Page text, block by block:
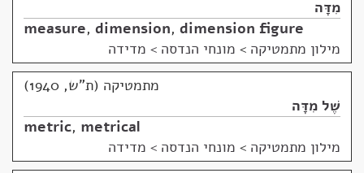
מִדָּה
measure, dimension, dimension figure
מילון מתמטיקה > מונחי הנדסה > מדידה
מתמטיקה (ת"ש, 1940)
שֶׁל מִדָּה
metric, metrical
מילון מתמטיקה > מונחי הנדסה > מדידה